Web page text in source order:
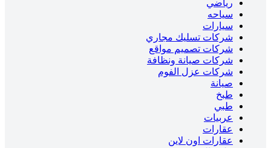
رياضي
سياحه
سيارات
شركات تسليك مجاري
شركات تصميم مواقع
شركات صيانة ونظافة
شركات عزل الفوم
صيانة
طبخ
طبي
عربيات
عقارات
عقارات اون لاين